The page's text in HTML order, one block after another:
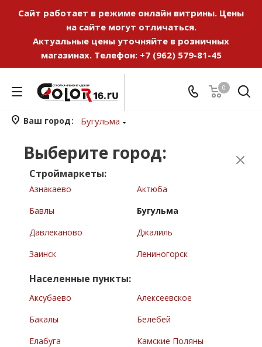
Сайт работает в режиме онлайн витрины. Цены
на сайте могут отличаться.
Актуальные цены уточняйте в розничных
магазинах. Телефон: +7 (962) 579-81-45
0
Ваш город Бугульма
Выберите город:
Строймаркеты:
Азнакаево
Актюба
Бавлы
Бугульма
Давлеканово
Джалиль
Заинск
Лениногорск
Населенные пункты:
Аксубаево
Алексеевское
Бакалы
Белебей
Елабуга
Камские Поляны